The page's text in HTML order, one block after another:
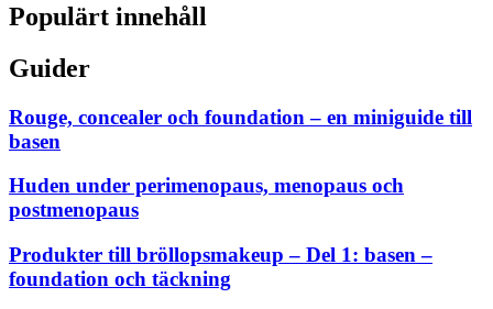
Populärt innehåll
Guider
Rouge, concealer och foundation – en miniguide till
basen
Huden under perimenopaus, menopaus och
postmenopaus
Produkter till bröllopsmakeup – Del 1: basen –
foundation och täckning